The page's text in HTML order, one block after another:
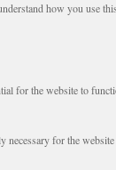
how you use
for the website to
for the